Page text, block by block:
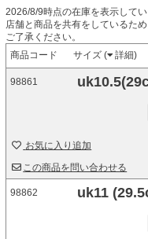
2026/8/9時点の在庫を表示してい
店舗と商品を共有をしているた
ご了承ください。
商品コード
サイズ ( 詳細)
98861
お気に入り追加
この商品を問い合わせる
98862 uk11